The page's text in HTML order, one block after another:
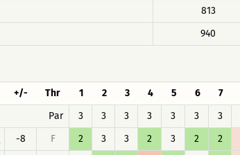
813
940
+/- Thr 1 2 3 4 5 6 7
Par
3 3 3 3 3 3 3
-8 F 2 3 3 2 3 2 2